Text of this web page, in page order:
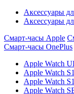
Аксессуары
Аксессуары
Смарт-часы Apple
Смарт-часы OnePlus
Apple Watch
Apple Watch
Apple Watch
Apple Watch